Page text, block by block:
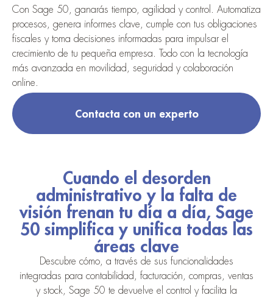
Con Sage 50, ganarás tiempo, agilidad y control. Automatiza
procesos, genera informes clave, cumple con tus obligaciones
fiscales y toma decisiones informadas para impulsar el
crecimiento de tu pequeña empresa. Todo con la tecnología
más avanzada en movilidad, seguridad y colaboración
online.
Contacta con un experto
Cuando el desorden
administrativo y la falta de
visión frenan tu día a día, Sage
50 simplifica y unifica todas las
áreas clave
Descubre cómo, a través de sus funcionalidades
integradas para contabilidad, facturación, compras, ventas
y stock, Sage 50 te devuelve el control y facilita la